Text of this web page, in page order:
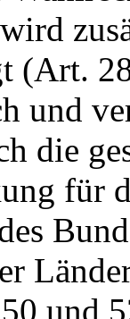
(Art.
und
die
für
und